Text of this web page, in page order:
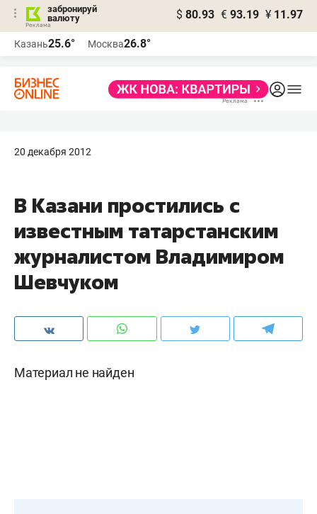
забронируй
валюту
$ 80.93 € 93.19 ¥ 11.97
Казань25.6° Москва26.8°
20 декабря 2012
В Казани простились с
известным татарстанским
журналистом Владимиром
Шевчуком
Материал не найден